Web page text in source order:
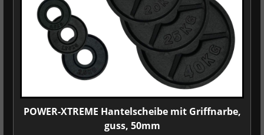
POWER-XTREME Hantelscheibe mit Griffnarbe,
guss, 50mm